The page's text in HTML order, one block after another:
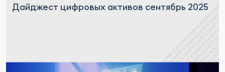
Дайджест цифровых активов сентябрь 2025